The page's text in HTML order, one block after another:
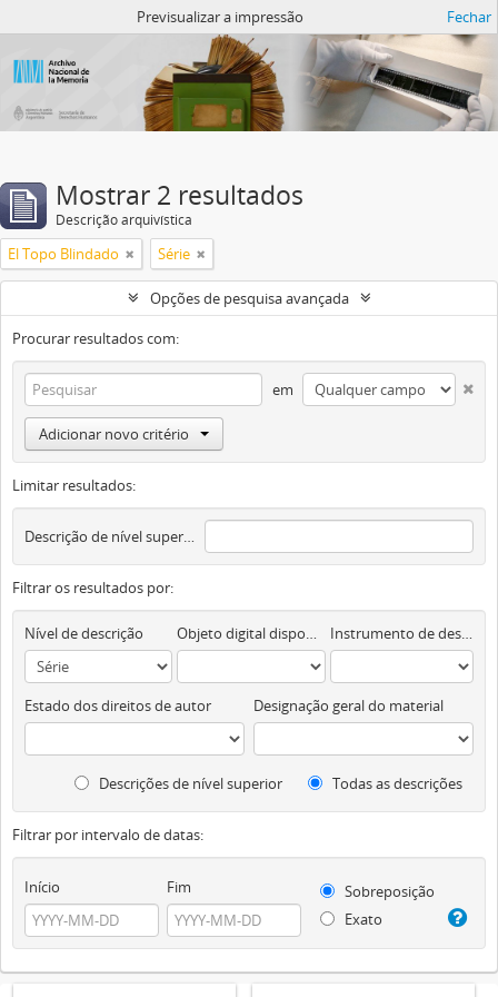
Previsualizar a impressão Fechar
Mostrar 2 resultados
Descrição arquivística
El Topo Blindado Série
Opções de pesquisa avançada
Procurar resultados com:
em
Adicionar novo critério
Limitar resultados:
Descrição de nível superior
Filtrar os resultados por:
Nível de descrição Objeto digital disponível Instrumento de descrição documental
Estado dos direitos de autor Designação geral do material
Descrições de nível superior Todas as descrições
Filtrar por intervalo de datas:
Início Fim
Sobreposição
Exato